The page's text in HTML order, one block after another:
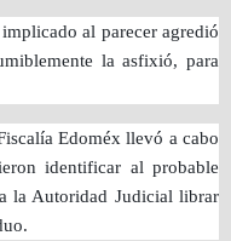
al parecer agredió
la asfixió, para
Edoméx llevó a cabo
identificar al probable
la Autoridad Judicial librar